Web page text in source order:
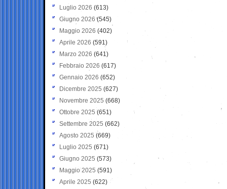
Luglio 2026 (613)
Giugno 2026 (545)
Maggio 2026 (402)
Aprile 2026 (591)
Marzo 2026 (641)
Febbraio 2026 (617)
Gennaio 2026 (652)
Dicembre 2025 (627)
Novembre 2025 (668)
Ottobre 2025 (651)
Settembre 2025 (662)
Agosto 2025 (669)
Luglio 2025 (671)
Giugno 2025 (573)
Maggio 2025 (591)
Aprile 2025 (622)